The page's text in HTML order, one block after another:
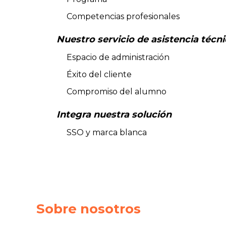
Competencias profesionales
Nuestro servicio de asistencia
Espacio de administración
Éxito del cliente
Compromiso del alumno
Integra nuestra solución
SSO y marca blanca
Sobre nosotros